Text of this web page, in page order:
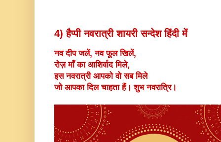
4) हैप्पी नवरात्री शायरी सन्देश हिंदी में
नव दीप जलें, नव फूल खिलें,
रोज़ माँ का आशिर्वाद मिले,
इस नवरात्री आपको वो सब मिले
जो आपका दिल चाहता हैं। शुभ नवरात्रि।